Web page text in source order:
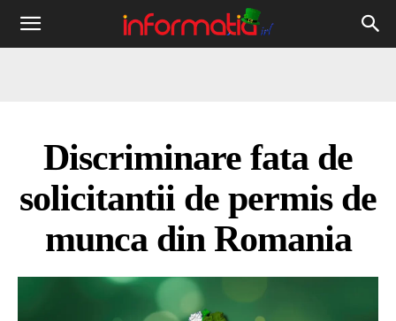
Informația
Discriminare fata de
solicitantii de permis de
munca din Romania